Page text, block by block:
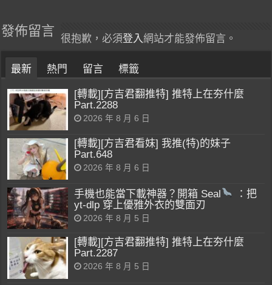
發佈留言
很抱歉，必須登入網站才能發佈留言。
最新 熱門 留言 標籤
[轉載][方吉君翻推特] 推特上在夯什麼
Part.2288
2026 年 8 月 6 日
[轉載][方吉君看妹] 我推(特)的妹子
Part.648
2026 年 8 月 6 日
手機也能當下載神器？開箱 Seal
：把
yt-dlp 穿上優雅外衣的雙面刃
2026 年 8 月 5 日
[轉載][方吉君翻推特] 推特上在夯什麼
Part.2287
2026 年 8 月 5 日